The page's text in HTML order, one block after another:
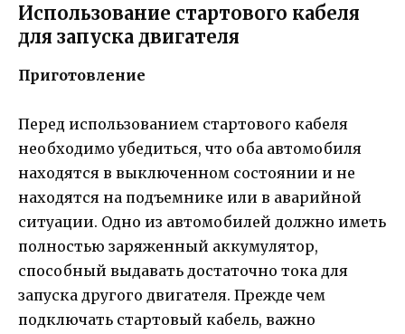
Использование стартового кабеля
для запуска двигателя
Приготовление
Перед использованием стартового кабеля
необходимо убедиться, что оба автомобиля
находятся в выключенном состоянии и не
находятся на подъемнике или в аварийной
ситуации. Одно из автомобилей должно иметь
полностью заряженный аккумулятор,
способный выдавать достаточно тока для
запуска другого двигателя. Прежде чем
подключать стартовый кабель, важно